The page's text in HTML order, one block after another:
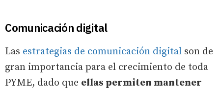
Comunicación digital
Las estrategias de comunicación digital son de
gran importancia para el crecimiento de toda
PYME, dado que ellas permiten mantener